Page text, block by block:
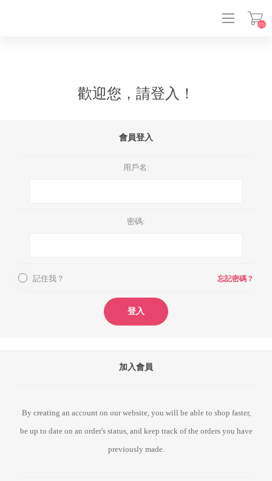
(0)
歡迎您，請登入！
會員登入
用戶名:
密碼:
記住我？ 忘記密碼？
登入
加入會員
By creating an account on our website, you will be able to shop faster,
be up to date on an order's status, and keep track of the orders you have
previously made.